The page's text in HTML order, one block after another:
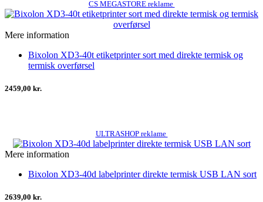
CS MEGASTORE reklame
Mere information
Bixolon XD3-40t etiketprinter sort med direkte termisk og
termisk overførsel
2459,00 kr.
ULTRASHOP reklame
Mere information
Bixolon XD3-40d labelprinter direkte termisk USB LAN sort
2639,00 kr.